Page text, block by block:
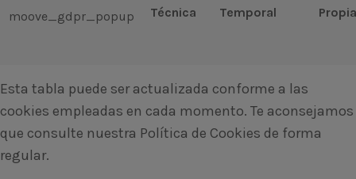
moove_gdpr_popup Técnica Temporal Propia
Esta tabla puede ser actualizada conforme a las
cookies empleadas en cada momento. Te aconsejamos
que consulte nuestra Política de Cookies de forma
regular.